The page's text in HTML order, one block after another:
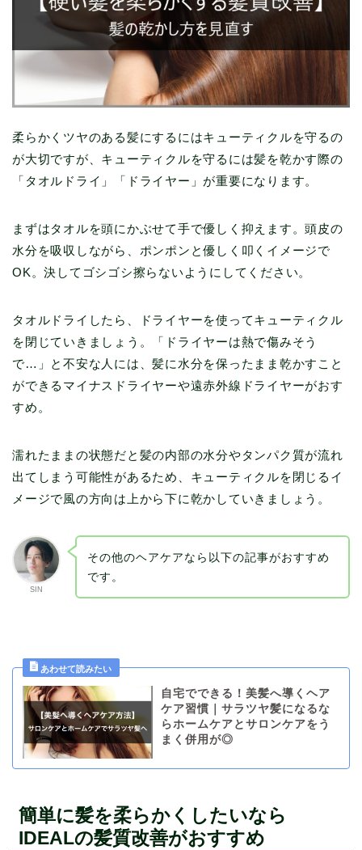
柔らかくツヤのある髪にするにはキューティクルを守るの
が大切ですが、キューティクルを守るには髪を乾かす際の
「タオルドライ」「ドライヤー」が重要になります。
まずはタオルを頭にかぶせて手で優しく抑えます。頭皮の
水分を吸収しながら、ポンポンと優しく叩くイメージで
OK。決してゴシゴシ擦らないようにしてください。
タオルドライしたら、ドライヤーを使ってキューティクル
を閉じていきましょう。「ドライヤーは熱で傷みそう
で…」と不安な人には、髪に水分を保ったまま乾かすこと
ができるマイナスドライヤーや遠赤外線ドライヤーがおす
すめ。
濡れたままの状態だと髪の内部の水分やタンパク質が流れ
出てしまう可能性があるため、キューティクルを閉じるイ
メージで風の方向は上から下に乾かしていきましょう。
SIN
その他のヘアケアなら以下の記事がおすすめ
です。
自宅でできる！美髪へ導くヘア
ケア習慣｜サラツヤ髪になるな
らホームケアとサロンケアをう
まく併用が◎
簡単に髪を柔らかくしたいなら
IDEALの髪質改善がおすすめ